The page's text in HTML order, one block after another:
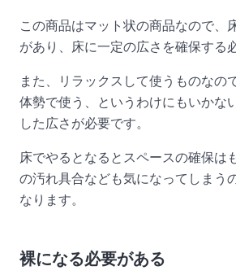
この商品はマット状の商品なので、
があり、床に一定の広さを確保する
また、リラックスして使うものなの
体勢で使う、というわけにもいかな
した広さが必要です。
床でやるとなるとスペースの確保は
の汚れ具合なども気になってしまう
なります。
裸になる必要がある